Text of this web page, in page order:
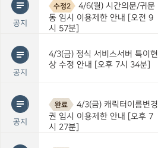
공지
수정2
4/6(월) 시간의문/귀문
동 임시 이용제한 안내 [오전 9
시 57분]
공지
4/3(금) 정식 서비스서버 특이현
상 수정 안내 [오후 7시 34분]
공지
완료
4/3(금) 캐릭터이름변경
권 임시 이용제한 안내 [오후 7
시 27분]